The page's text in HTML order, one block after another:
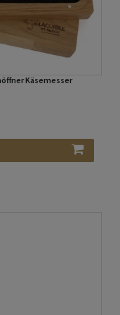
Käsemesser